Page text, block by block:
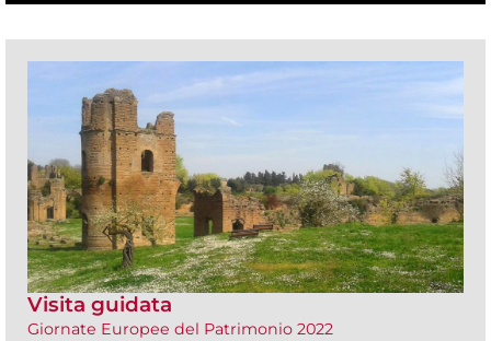
Visita guidata
Giornate Europee del Patrimonio 2022